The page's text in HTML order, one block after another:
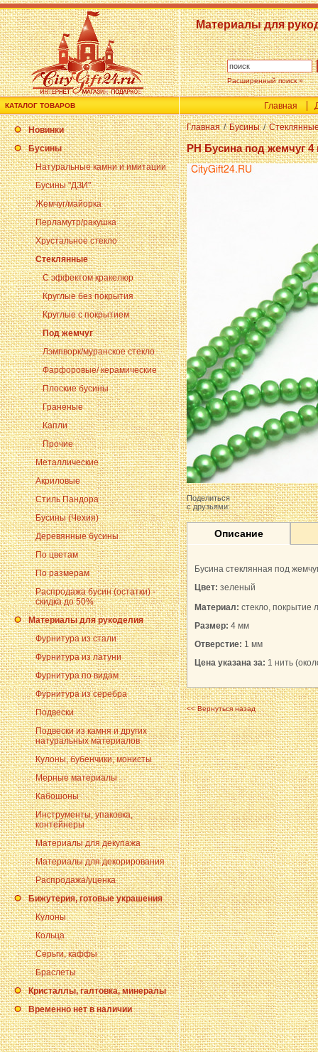
Материалы для
Расширенный поиск »
КАТАЛОГ ТОВАРОВ Главная
Новинки
Бусины
Натуральные камни и имитации
Бусины "ДЗИ"
Жемчуг/майорка
Перламутр/ракушка
Хрустальное стекло
Стеклянные
С эффектом кракелюр
Круглые без покрытия
Круглые с покрытием
Под жемчуг
Лэмпворк/муранское стекло
Фарфоровые/ керамические
Плоские бусины
Граненые
Капли
Прочие
Металлические
Акриловые
Стиль Пандора
Бусины (Чехия)
Деревянные бусины
По цветам
По размерам
Распродажа бусин (остатки) -
скидка до 50%
Материалы для рукоделия
Фурнитура из стали
Фурнитура из латуни
Фурнитура по видам
Фурнитура из серебра
Подвески
Подвески из камня и других
натуральных материалов
Кулоны, бубенчики, монисты
Мерные материалы
Кабошоны
Инструменты, упаковка,
контейнеры
Материалы для декупажа
Материалы для декорирования
Распродажа/уценка
Бижутерия, готовые украшения
Кулоны
Кольца
Серьги, каффы
Браслеты
Кристаллы, галтовка, минералы
Временно нет в наличии
Главная / Бусины /
PH Бусина под жемчуг
Поделиться
с друзьями:
Описание
Бусина стеклянная под
Цвет: зеленый
Материал: стекло, покрытие
Размер: 4 мм
Отверстие: 1 мм
Цена указана за: 1 нить
<< Вернуться назад